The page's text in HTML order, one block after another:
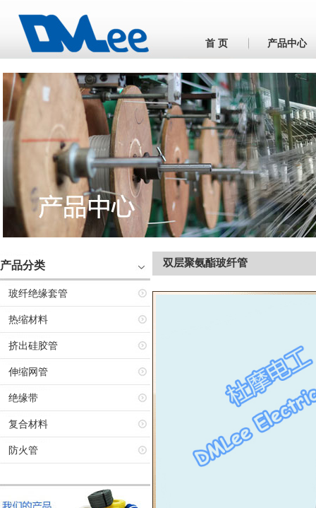
首 页 产品中心
产品分类
玻纤绝缘套管
热缩材料
挤出硅胶管
伸缩网管
绝缘带
复合材料
防火管
双层聚氨酯玻纤管